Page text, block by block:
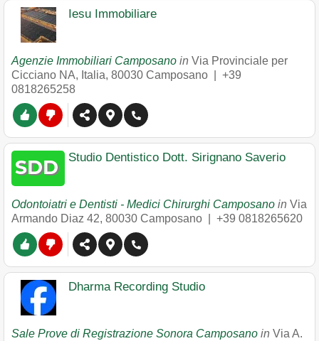
Iesu Immobiliare
Agenzie Immobiliari Camposano in Via Provinciale per
Cicciano NA, Italia, 80030 Camposano
+39
0818265258
Studio Dentistico Dott. Sirignano Saverio
Odontoiatri e Dentisti - Medici Chirurghi Camposano in Via
Armando Diaz 42, 80030 Camposano +39 0818265620
Dharma Recording Studio
Sale Prove di Registrazione Sonora Camposano in Via A.